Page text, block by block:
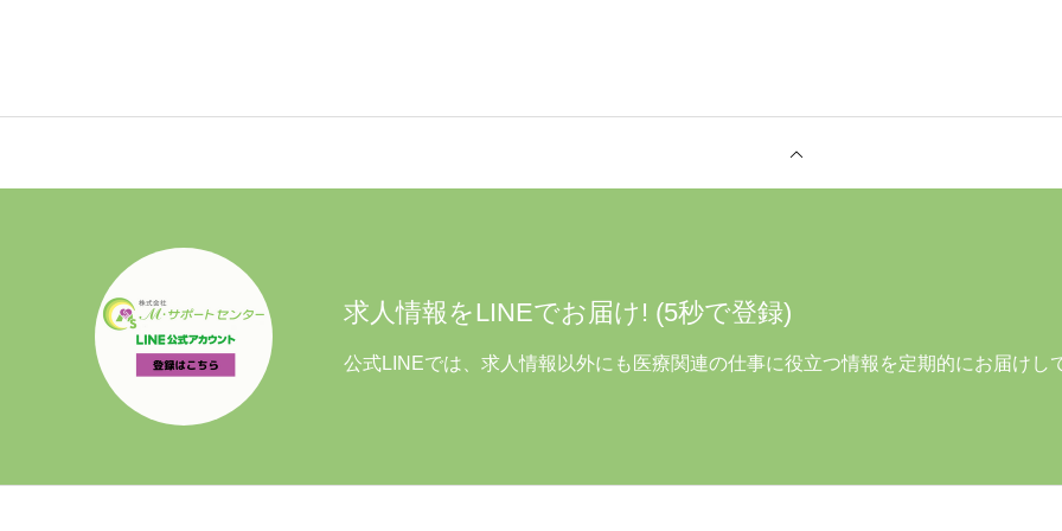
求人情報をLINEでお届け! (5秒で登録)
公式LINEでは、求人情報以外にも医療関連の仕事に役立つ情報を定期的にお届けし